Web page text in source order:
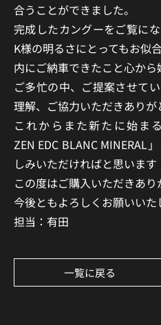
合うことができました。
完成したカングーをご覧に
K様の明るさにとってもお似
内にご納車できたこと心から
ご多忙の中、ご提案させて
理解、ご協力いただきありが
これからまた新たに始まる
ZEN EDC BLANC MINERAL
しみいただければと思います
この度はご購入いただきあり
今後ともよろしくお願いいた
担当：有田
一覧に戻る